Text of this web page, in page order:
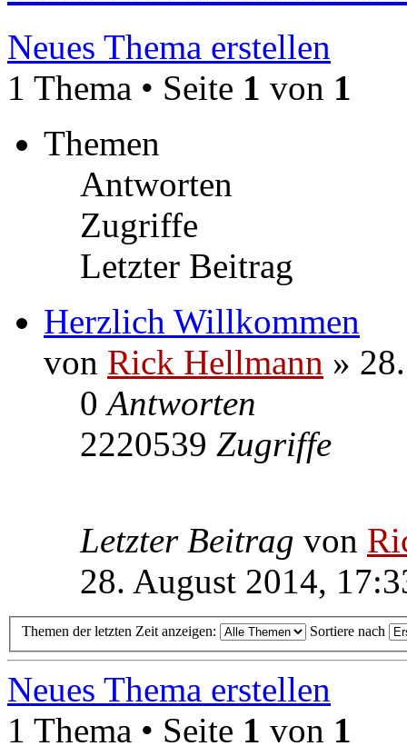
Neues Thema erstellen
1 Thema • Seite 1 von 1
Themen
Antworten
Zugriffe
Letzter Beitrag
Herzlich Willkommen
von Rick Hellmann »
0Antworten
2220539 Zugriffe
Letzter Beitrag von
28. August 2014,
Themen der letzten Zeit anzeigen: Sortiere nach
Neues Thema erstellen
1 Thema • Seite 1 von 1